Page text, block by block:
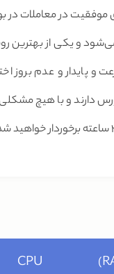
موفقیت در معاملات در
می‌شود و یکی از
و پایدار و عدم بروز
دارند و با هیچ
CPU